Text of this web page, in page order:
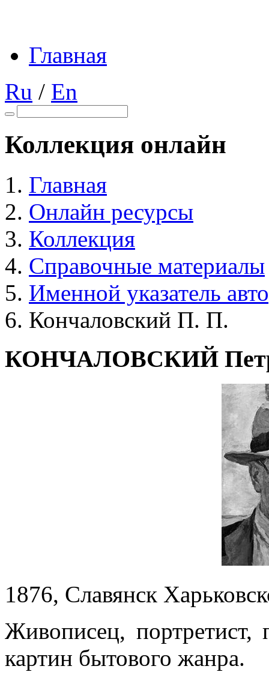
Главная
Ru / En
Коллекция онлайн
Главная
Онлайн ресурсы
Коллекция
Справочные материалы
Именной указатель
Кончаловский П. П.
КОНЧАЛОВСКИЙ Петр
1876, Славянск
Живописец, портретист,
картин бытового жанра.